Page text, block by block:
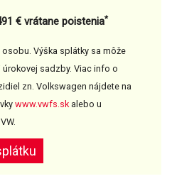
€ vrátane poistenia*
Výška splátky sa môže
sadzby. Viac info o
zn. Volkswagen nájdete na
www.vwfs.skalebo u